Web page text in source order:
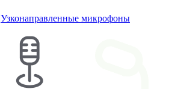
Узконаправленные микрофоны